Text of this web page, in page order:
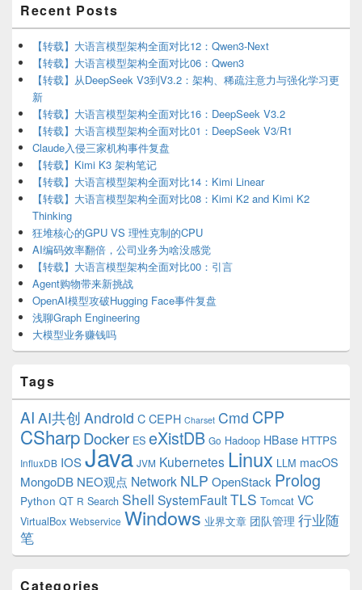
Sidebar
Widget
Area
Recent Posts
【转载】大语言模型架构全面对比12：Qwen3-Next
【转载】大语言模型架构全面对比06：Qwen3
【转载】从DeepSeek V3到V3.2：架构、稀疏注意力与强化学习更
新
【转载】大语言模型架构全面对比16：DeepSeek V3.2
【转载】大语言模型架构全面对比01：DeepSeek V3/R1
Claude入侵三家机构事件复盘
【转载】Kimi K3 架构笔记
【转载】大语言模型架构全面对比14：Kimi Linear
【转载】大语言模型架构全面对比08：Kimi K2 and Kimi K2
Thinking
狂堆核心的GPU VS 理性克制的CPU
AI编码效率翻倍，公司业务为啥没感觉
【转载】大语言模型架构全面对比00：引言
Agent购物带来新挑战
OpenAI模型攻破Hugging Face事件复盘
浅聊Graph Engineering
大模型业务赚钱吗
Tags
AI AI共创 Android C CEPH Charset Cmd CPP
CSharpDocker ES eXistDB Go Hadoop HBase HTTPS
InfluxDB IOSJava JVM Kubernetes Linux LLM macOS
MongoDB NEO观点 Network NLP OpenStack Prolog
Python QT R Search Shell SystemFaultTLS Tomcat VC
VirtualBox Webservice Windows 业界文章 团队管理 行业随
笔
Categories